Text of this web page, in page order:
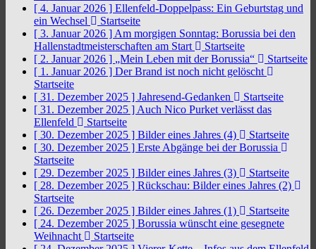
[ 4. Januar 2026 ] Ellenfeld-Doppelpass: Ein Geburtstag und
ein Wechsel
Startseite
[ 3. Januar 2026 ] Am morgigen Sonntag: Borussia bei den
Hallenstadtmeisterschaften am Start
Startseite
[ 2. Januar 2026 ] „Mein Leben mit der Borussia“
Startseite
[ 1. Januar 2026 ] Der Brand ist noch nicht gelöscht
Startseite
[ 31. Dezember 2025 ] Jahresend-Gedanken
Startseite
[ 31. Dezember 2025 ] Auch Nico Purket verlässt das
Ellenfeld
Startseite
[ 30. Dezember 2025 ] Bilder eines Jahres (4)
Startseite
[ 30. Dezember 2025 ] Erste Abgänge bei der Borussia
Startseite
[ 29. Dezember 2025 ] Bilder eines Jahres (3)
Startseite
[ 28. Dezember 2025 ] Rückschau: Bilder eines Jahres (2)
Startseite
[ 26. Dezember 2025 ] Bilder eines Jahres (1)
Startseite
[ 24. Dezember 2025 ] Borussia wünscht eine gesegnete
Weihnacht
Startseite